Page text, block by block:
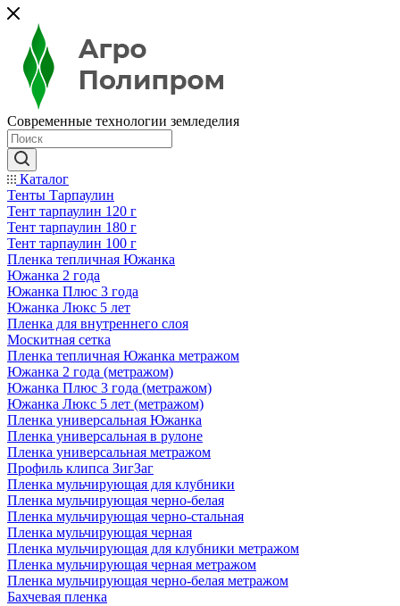
Современные технологии земледелия
Каталог
Тенты Тарпаулин
Тент тарпаулин 120 г
Тент тарпаулин 180 г
Тент тарпаулин 100 г
Пленка тепличная Южанка
Южанка 2 года
Южанка Плюс 3 года
Южанка Люкс 5 лет
Пленка для внутреннего слоя
Москитная сетка
Пленка тепличная Южанка метражом
Южанка 2 года (метражом)
Южанка Плюс 3 года (метражом)
Южанка Люкс 5 лет (метражом)
Пленка универсальная Южанка
Пленка универсальная в рулоне
Пленка универсальная метражом
Профиль клипса ЗигЗаг
Пленка мульчирующая для клубники
Пленка мульчирующая черно-белая
Пленка мульчирующая черно-стальная
Пленка мульчирующая черная
Пленка мульчирующая для клубники метражом
Пленка мульчирующая черная метражом
Пленка мульчирующая черно-белая метражом
Бахчевая пленка